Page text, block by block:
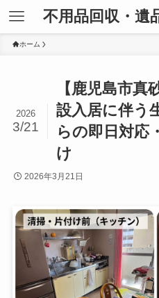
不用品回収・遺
ホーム
【鹿児島市真
設入居に伴う
らの即日対応
け
2026
3/21
2026年3月21日